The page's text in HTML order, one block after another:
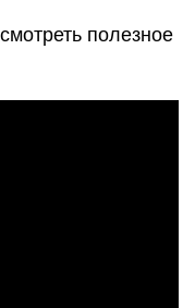
полезное